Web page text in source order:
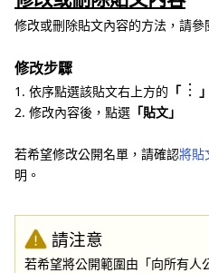
修改或刪除貼文內容的方法，請參
修改步驟
1. 依序點選該貼文右上方的 「 」
2. 修改內容後，點選 「貼文」
若希望修改公開名單，請確認將貼
明。
請注意
若希望將公開範圍由「向所有人